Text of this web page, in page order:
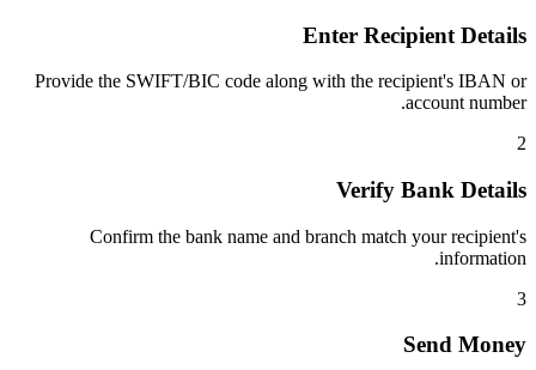
Enter Recipient Details
Provide the SWIFT/BIC code along with the recipient's IBAN or
account number.
2
Verify Bank Details
Confirm the bank name and branch match your recipient's
information.
3
Send Money